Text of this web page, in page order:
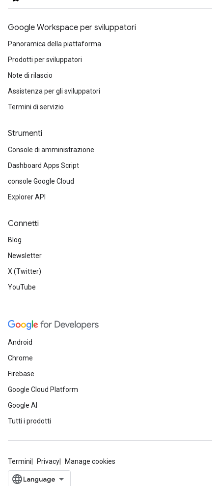
Google Workspace per sviluppatori
Panoramica della piattaforma
Prodotti per sviluppatori
Note di rilascio
Assistenza per gli sviluppatori
Termini di servizio
Strumenti
Console di amministrazione
Dashboard Apps Script
console Google Cloud
Explorer API
Connetti
Blog
Newsletter
X (Twitter)
YouTube
Android
Chrome
Firebase
Google Cloud Platform
Google AI
Tutti i prodotti
Termini Privacy Manage cookies